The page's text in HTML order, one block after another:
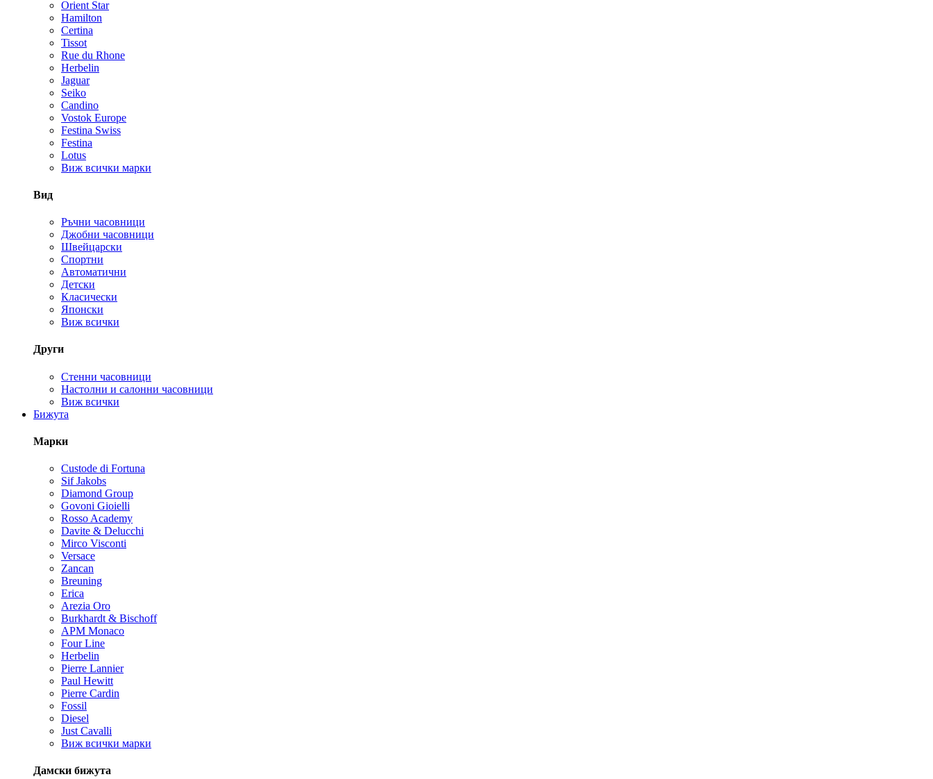
Orient Star
Hamilton
Certina
Tissot
Rue du Rhone
Herbelin
Jaguar
Seiko
Candino
Vostok Europe
Festina Swiss
Festina
Lotus
Виж всички марки
Вид
Ръчни часовници
Джобни часовници
Швейцарски
Спортни
Автоматични
Детски
Класически
Японски
Виж всички
Други
Стенни часовници
Настолни и салонни часовници
Виж всички
Бижута
Марки
Custode di Fortuna
Sif Jakobs
Diamond Group
Govoni Gioielli
Rosso Academy
Davite & Delucchi
Mirco Visconti
Versace
Zancan
Breuning
Erica
Arezia Oro
Burkhardt & Bischoff
APM Monaco
Four Line
Herbelin
Pierre Lannier
Paul Hewitt
Pierre Cardin
Fossil
Diesel
Just Cavalli
Виж всички марки
Дамски бижута